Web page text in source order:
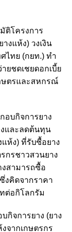
ติโครงการ
งแห้ง) วงเงิน
ไทย (กยท.) ทำ
ยชดเชยดอกเบี้ย
ษตรและสหกรณ์
อบกิจการยาง
งและลดต้นทุน
แห้ง) ที่รับซื้อยาง
กรชาวสวนยาง
สามารถซื้อ
งคิดจากราคา
ต่อกิโลกรัม
กิจการยาง (ยาง
จากเกษตรกร